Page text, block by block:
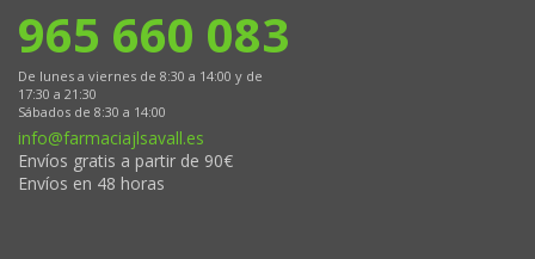
965 660 083
De lunes a viernes de 8:30 a 14:00 y de
17:30 a 21:30
Sábados de 8:30 a 14:00
info@farmaciajlsavall.es
Envíos gratis a partir de 90€
Envíos en 48 horas